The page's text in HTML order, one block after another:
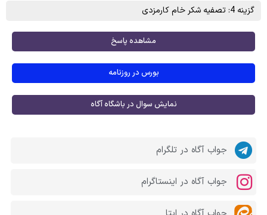
گزینه 4: تصفيه شکر خام کارمزدی
مشاهده پاسخ
بورس در روزنامه
نمایش سوال در باشگاه آگاه
جواب آگاه در تلگرام
جواب آگاه در اینستاگرام